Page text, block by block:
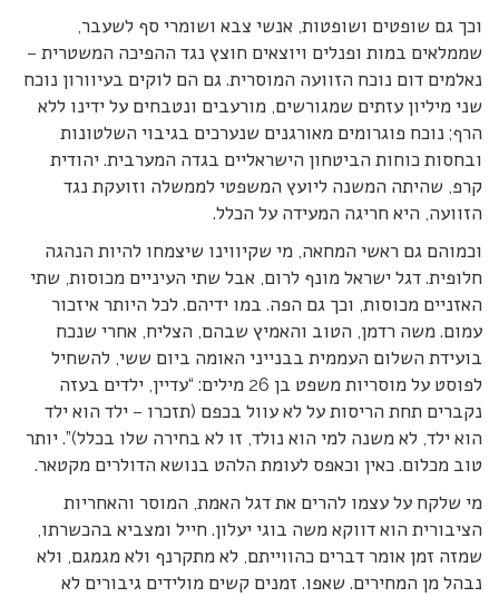
וכך גם שופטים ושופטות, אנשי צבא ושומרי סף לשעבר,
שממלאים במות ופנלים ויוצאים חוצץ נגד ההפיכה המשטרית –
נאלמים דום נוכח הזוועה המוסרית. גם הם לוקים בעיוורון נוכח
שני מיליון עזתים שמגורשים, מורעבים ונטבחים על ידינו ללא
הרף; נוכח פוגרומים מאורגנים שנערכים בגיבוי השלטונות
ובחסות כוחות הביטחון הישראליים בגדה המערבית. יהודית
קרפ, שהיתה המשנה ליועץ המשפטי לממשלה וזועקת נגד
הזוועה, היא חריגה המעידה על הכלל.
וכמוהם גם ראשי המחאה, מי שקיווינו שיצמחו להיות הנהגה
חלופית. דגל ישראל מונף לרום, אבל שתי העיניים מכוסות, שתי
האזניים מכוסות, וכך גם הפה. במו ידיהם. לכל היותר איזכור
עמום. משה רדמן, הטוב והאמיץ שבהם, הצליח, אחרי שנכח
בועידת השלום העממית בבנייני האומה ביום ששי, להשחיל
לפוסט על מוסריות משפט בן 26 מילים: “עדיין, ילדים בעזה
נקברים תחת הריסות על לא עוול בכפם (תזכרו – ילד הוא ילד
הוא ילד, לא משנה למי הוא נולד, זו לא בחירה שלו בכלל)”. יותר
טוב מכלום. כאין וכאפס לעומת הלהט בנושא הדולרים מקטאר.
מי שלקח על עצמו להרים את דגל האמת, המוסר והאחריות
הציבורית הוא דווקא משה בוגי יעלון. חייל ומצביא בהכשרתו,
שמזה זמן אומר דברים כהווייתם, לא מתקרנף ולא מגמגם, ולא
נבהל מן המחירים. שאפו. זמנים קשים מולידים גיבורים לא